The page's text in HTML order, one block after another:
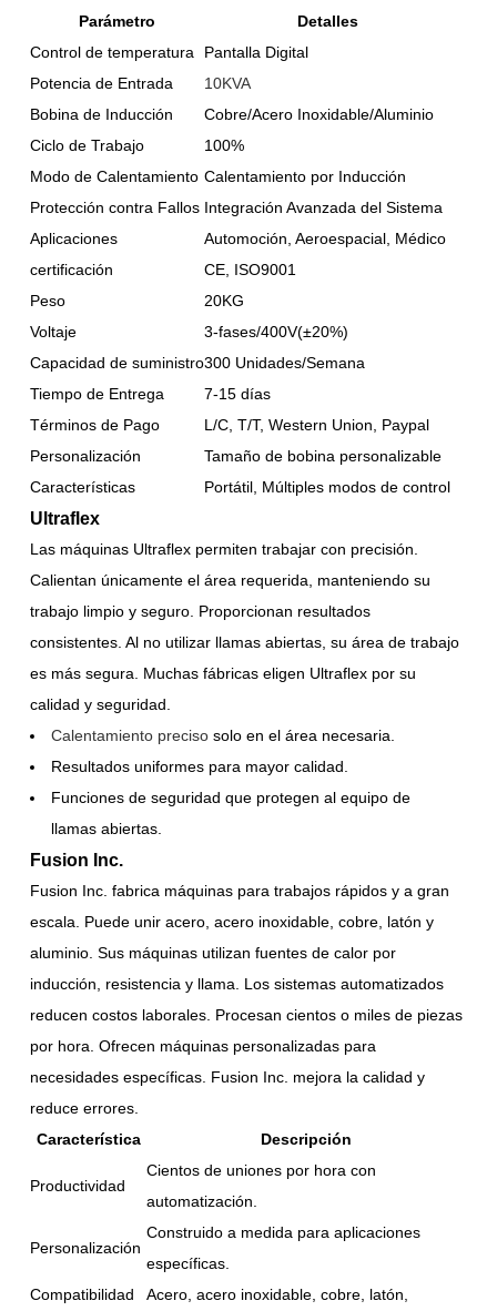
Parámetro
Detalles
Control de temperatura
Pantalla Digital
Potencia de Entrada
10KVA
Bobina de Inducción
Cobre/Acero Inoxidable/Aluminio
Ciclo de Trabajo
100%
Modo de Calentamiento Calentamiento por Inducción
Protección contra Fallos Integración Avanzada del Sistema
Aplicaciones
Automoción, Aeroespacial, Médico
certificación
CE, ISO9001
Peso
20KG
Voltaje
3-fases/400V(±20%)
Capacidad de suministro300 Unidades/Semana
Tiempo de Entrega
7-15 días
Términos de Pago
L/C, T/T, Western Union, Paypal
Personalización
Tamaño de bobina personalizable
Características
Portátil, Múltiples modos de control
Ultraflex
Las máquinas Ultraflex permiten trabajar con precisión.
Calientan únicamente el área requerida, manteniendo su
trabajo limpio y seguro. Proporcionan resultados
consistentes. Al no utilizar llamas abiertas, su área de trabajo
es más segura. Muchas fábricas eligen Ultraflex por su
calidad y seguridad.
Calentamiento preciso solo en el área necesaria.
Resultados uniformes para mayor calidad.
Funciones de seguridad que protegen al equipo de
llamas abiertas.
Fusion Inc.
Fusion Inc. fabrica máquinas para trabajos rápidos y a gran
escala. Puede unir acero, acero inoxidable, cobre, latón y
aluminio. Sus máquinas utilizan fuentes de calor por
inducción, resistencia y llama. Los sistemas automatizados
reducen costos laborales. Procesan cientos o miles de piezas
por hora. Ofrecen máquinas personalizadas para
necesidades específicas. Fusion Inc. mejora la calidad y
reduce errores.
Característica
Descripción
Productividad
Cientos de uniones por hora con
automatización.
Personalización
Construido a medida para aplicaciones
específicas.
Compatibilidad
Acero, acero inoxidable, cobre, latón,